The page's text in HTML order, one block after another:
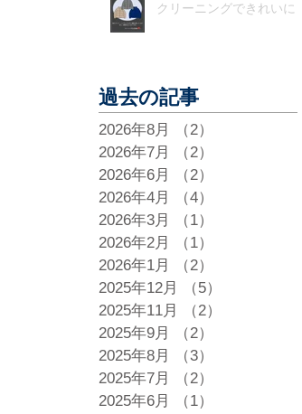
クリーニングできれいに！
過去の記事
2026年8月 （2）
2026年7月
（2）
2026年6月
（2）
2026年4月
（4）
2026年3月
（1）
2026年2月
（1）
2026年1月
（2）
2025年12月
（5）
2025年11月
（2）
2025年9月
（2）
2025年8月
（3）
2025年7月
（2）
2025年6月
（1）